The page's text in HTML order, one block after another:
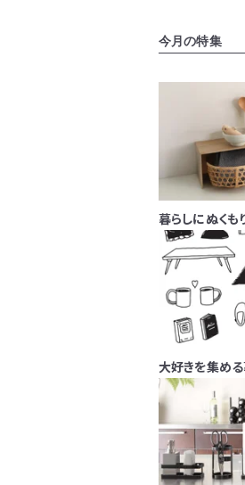
今月の特集
暮らしにぬくも
大好きを集め